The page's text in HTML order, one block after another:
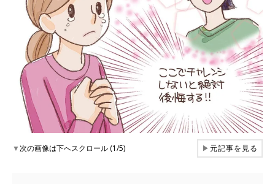
▼次の画像は下へスクロール (1/5) ▶元記事を見る